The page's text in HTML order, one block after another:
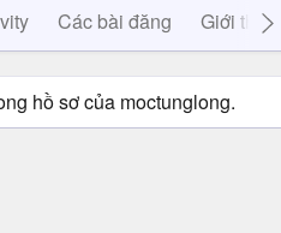
Các bài đăng Giới thiệu
hồ sơ của moctunglong.